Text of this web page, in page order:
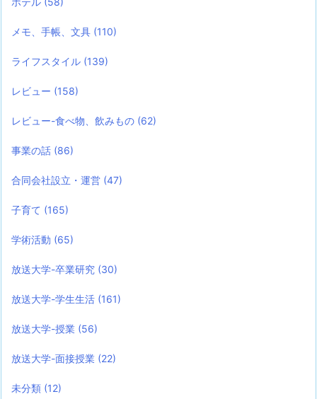
メモ、手帳、文具 (110)
ライフスタイル (139)
レビュー (158)
レビュー-食べ物、飲みもの (62)
事業の話 (86)
合同会社設立・運営 (47)
子育て (165)
学術活動 (65)
放送大学-卒業研究 (30)
放送大学-学生生活 (161)
放送大学-授業 (56)
放送大学-面接授業 (22)
未分類 (12)